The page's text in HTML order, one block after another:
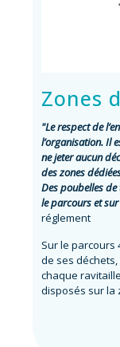
Zones
"Le respect de
l’organisation. Il
ne jeter aucun
des zones
Des poubelles
le parcours et
réglement
Sur le
de ses
chaque
disposés sur la